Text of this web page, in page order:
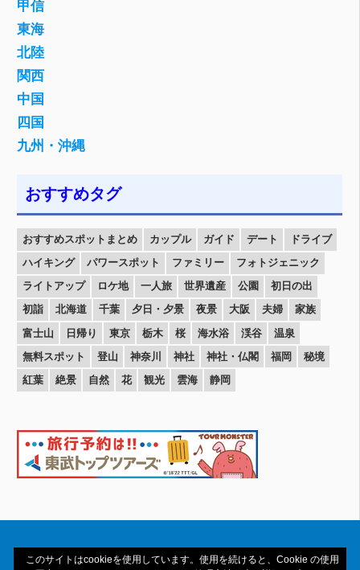
甲信
東海
北陸
関西
中国
四国
九州・沖縄
おすすめタグ
おすすめスポットまとめ カップル ガイド デート
ドライブ
ハイキング
パワースポット ファミリー
フォトジェニック
ライトアップ
ロケ地 一人旅 世界遺産 公園
初日の出
初詣
北海道 千葉 夕日・夕景 夜景 大阪 夫婦
家族
富士山
日帰り 東京 栃木 桜 海水浴 渓谷
温泉
無料スポット
登山 神奈川 神社 神社・仏閣 福岡
秘境
紅葉
絶景 自然 花 観光 雲海 静岡
このサイトはcookieを使用しています。使用を続けると、Cookie の使用